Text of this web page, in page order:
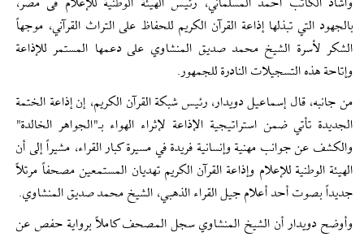
وأشاد الكاتب أحمد المسلماني، رئيس الهيئة الوطنية للإعلام فی مصر،
بالجهود التي تبذلها إذاعة القرآن الكريم للحفاظ على التراث القرآني، موجهاً
الشكر لأسرة الشيخ محمد صديق المنشاوي على دعمها المستمر للإذاعة
وإتاحة هذه التسجيلات النادرة للجمهور.
من جانبه، قال إسماعيل دويدار، رئيس شبكة القرآن الكريم، إن إذاعة الختمة
الجديدة تأتي ضمن استراتيجية الإذاعة لإثراء الهواء بـ"الجواهر الخالدة"
والكشف عن جوانب مهنية وإنسانية فريدة في مسيرة كبار القراء، مشيراً إلى أن
الهيئة الوطنية للإعلام وإذاعة القرآن الكريم تهديان المستمعين مصحفاً مرتلاً
جديداً بصوت أحد أعلام جيل القراء الذهبي، الشيخ محمد صديق المنشاوي.
وأوضح دويدار أن الشيخ المنشاوي سجل المصحف كاملاً برواية حفص عن